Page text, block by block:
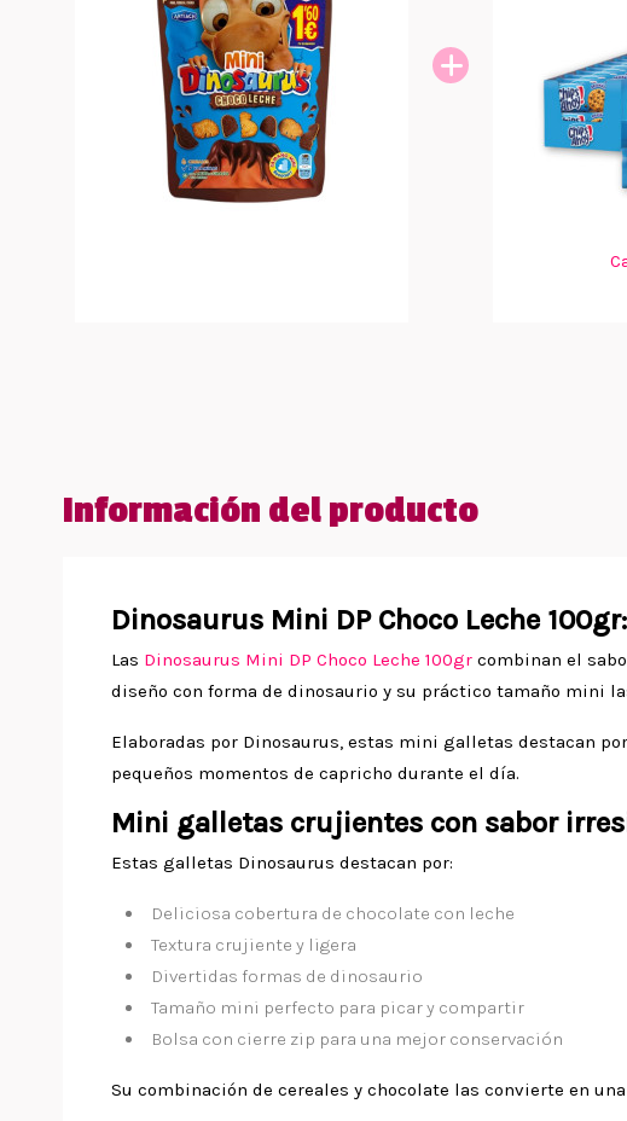
Información del producto
Dinosaurus Mini DP Choco Leche
Las Dinosaurus Mini DP Choco Leche 100gr combinan el
diseño con forma de dinosaurio y su práctico tamaño mini
Elaboradas por Dinosaurus, estas mini galletas destacan
pequeños momentos de capricho durante el día.
Mini galletas crujientes con sabor
Estas galletas Dinosaurus destacan por:
Deliciosa cobertura de chocolate con leche
Textura crujiente y ligera
Divertidas formas de dinosaurio
Tamaño mini perfecto para picar y compartir
Bolsa con cierre zip para una mejor conservación
Su combinación de cereales y chocolate las convierte en